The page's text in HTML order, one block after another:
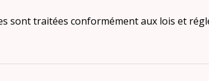
sont traitées conformément aux lois et